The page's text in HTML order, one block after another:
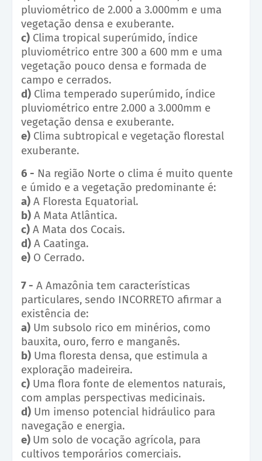
pluviométrico de 2.000 a 3.000mm e uma
vegetação densa e exuberante.
c) Clima tropical superúmido, índice
pluviométrico entre 300 a 600 mm e uma
vegetação pouco densa e formada de
campo e cerrados.
d) Clima temperado superúmido, índice
pluviométrico entre 2.000 a 3.000mm e
vegetação densa e exuberante.
e) Clima subtropical e vegetação florestal
exuberante.
6 - Na região Norte o clima é muito quente
e úmido e a vegetação predominante é:
a) A Floresta Equatorial.
b) A Mata Atlântica.
c) A Mata dos Cocais.
d) A Caatinga.
e) O Cerrado.
7 - A Amazônia tem características
particulares, sendo INCORRETO afirmar a
existência de:
a) Um subsolo rico em minérios, como
bauxita, ouro, ferro e manganês.
b) Uma floresta densa, que estimula a
exploração madeireira.
c) Uma flora fonte de elementos naturais,
com amplas perspectivas medicinais.
d) Um imenso potencial hidráulico para
navegação e energia.
e) Um solo de vocação agrícola, para
cultivos temporários comerciais.